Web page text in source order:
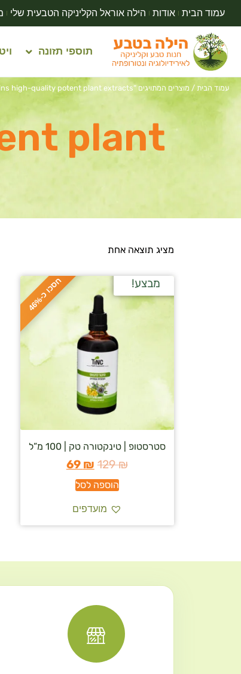
עמוד הבית אודות הילה אוראל הקליניקה הטבעית שלי
תוספי תזונה
עמוד הבית / מוצרים המתויגים “Contains high-quality potent plant extracts”
plant
מציג תוצאה אחת
ח
ס
כ
ו
כ
-
4
6
% מבצע!
סטרסטופ | טינקטורה טק | 100 מ”ל
129₪
69 ₪
הוספה לסל
מועדפים